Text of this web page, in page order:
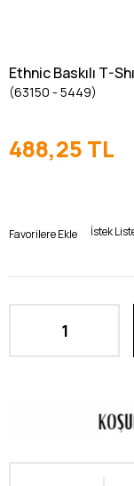
Ethnic Baskılı T-
(63150 - 5449)
488,25 TL
Favorilere Ekle İstek